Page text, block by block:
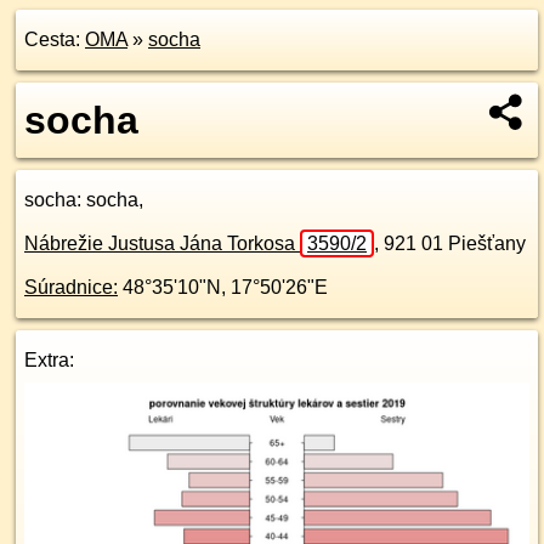
Cesta: OMA» socha
socha
socha: socha,
Nábrežie Justusa Jána Torkosa 3590/2 , 921 01 Piešťany
Súradnice: 48°35'10"N , 17°50'26"E
Extra: